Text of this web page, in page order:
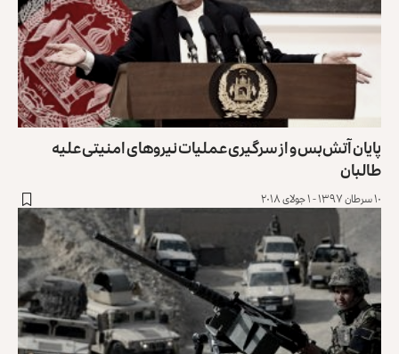
پایان آتش‌بس و از سرگیری عملیات نیروهای امنیتی علیه
طالبان
۱۰ سرطان ۱۳۹۷ - ۱ جولای ۲۰۱۸